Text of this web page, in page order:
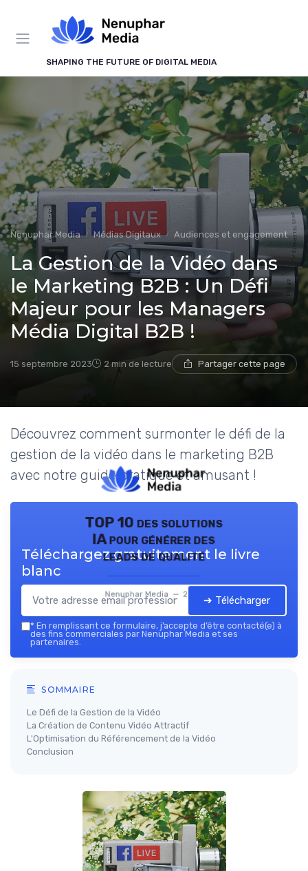
SHAPING THE FUTURE OF DIGITAL MEDIA
Nenuphar Media Médias Digitaux Audiences et engagement
La Gestion de la Vidéo dans
le Marketing B2B : Un Défi
Majeur pour les Managers
Média Digital B2B !
15 septembre 2023 2 min de lecture Partager cette page
Découvrez comment surmonter le défi de la
gestion de la vidéo dans le marketing B2B
avec notre guide pratique et amusant !
TOP 10 des solutions
IA pour générer des
leads de qualité
Nenuphar Media — 2026
Téléchargez gratuitement le livre
blanc
➔ Télécharger
* En remplissant ce formulaire, j’accepte d’être contacté(e) à
des fins commerciales par Nenuphar Media et ses
partenaires.
SOMMAIRE
Le Défi de la Gestion de la Vidéo
La Création de Contenu Vidéo Attractif
L'Optimisation du Référencement de la Vidéo
Conclusion